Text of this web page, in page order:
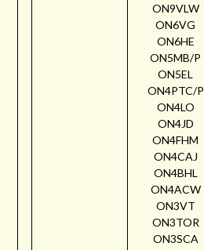
ON9VLW
ON6VG
ON6HE
ON5MB/P
ON5EL
ON4PTC/P
ON4LO
ON4JD
ON4FHM
ON4CAJ
ON4BHL
ON4ACW
ON3VT
ON3TOR
ON3SCA